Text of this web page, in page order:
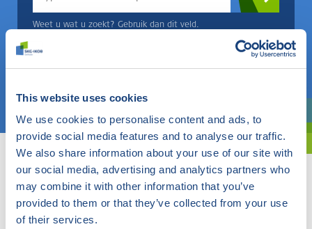
This website uses cookies
We use cookies to personalise content and ads, to
provide social media features and to analyse our traffic.
We also share information about your use of our site with
our social media, advertising and analytics partners who
may combine it with other information that you’ve
provided to them or that they’ve collected from your use
of their services.
Weet u wat u zoekt? Gebruik dan dit veld.
Kies een onderwerp
Bent u oriënterend? Gebruik dan onze filter.